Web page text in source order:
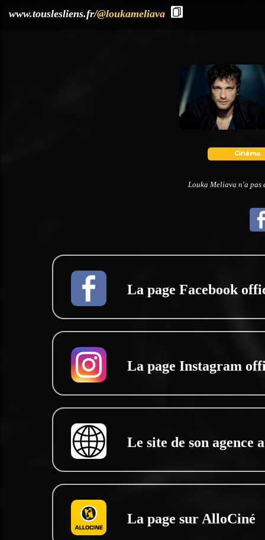
www.touslesliens.fr/@loukameliava
Louka Meliava n'a pas
La page Facebook
La page Instagram
Le site de son agence
La page sur AlloCiné